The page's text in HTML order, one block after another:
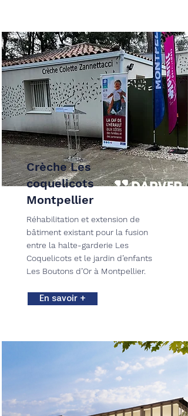
Crèche Les
coquelicots
Montpellier
Réhabilitation et extension de
bâtiment existant pour la fusion
entre la halte-garderie Les
Coquelicots et le jardin d’enfants
Les Boutons d’Or à Montpellier.
En savoir +